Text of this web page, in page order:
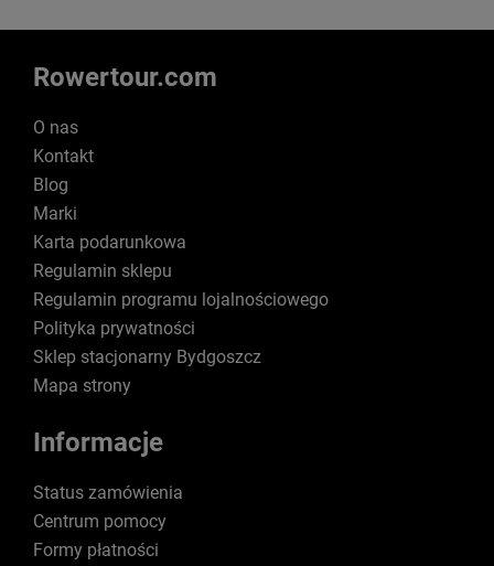
Rowertour.com
O nas
Kontakt
Blog
Marki
Karta podarunkowa
Regulamin sklepu
Regulamin programu lojalnościowego
Polityka prywatności
Sklep stacjonarny Bydgoszcz
Mapa strony
Informacje
Status zamówienia
Centrum pomocy
Formy płatności